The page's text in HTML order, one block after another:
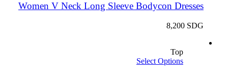
Women V Neck Long Sleeve Bodycon Dresses
8,200 SDG
Top
Select Options